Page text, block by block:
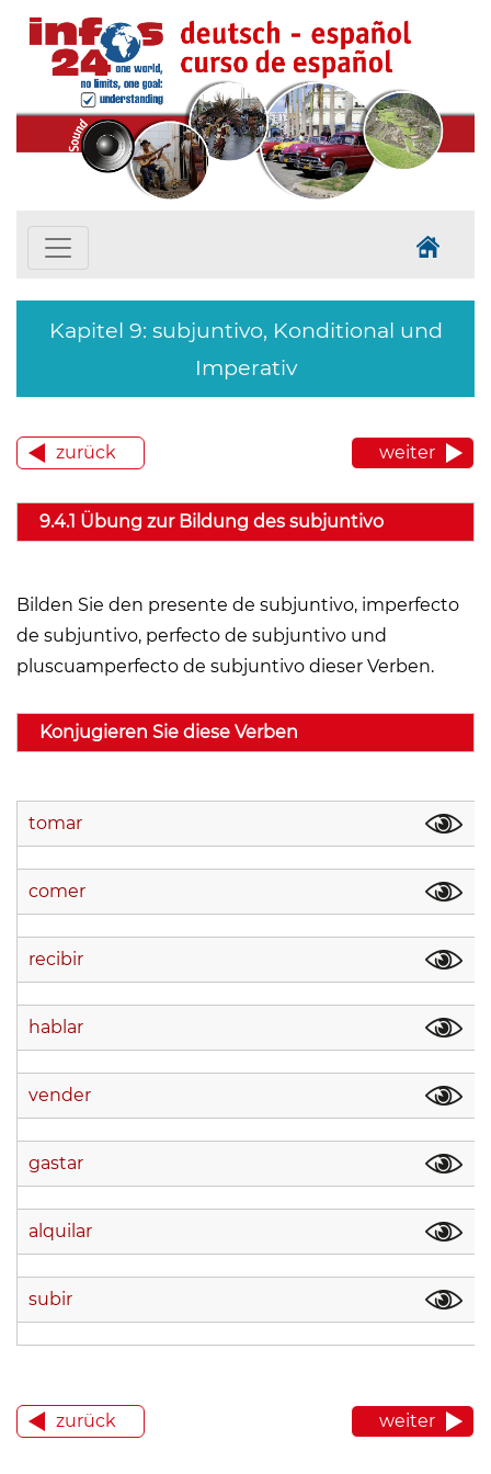
Kapitel 9: subjuntivo, Konditional und
Imperativ
zurück weiter
9.4.1 Übung zur Bildung des subjuntivo
Bilden Sie den presente de subjuntivo, imperfecto
de subjuntivo, perfecto de subjuntivo und
pluscuamperfecto de subjuntivo dieser Verben.
Konjugieren Sie diese Verben
tomar
comer
recibir
hablar
vender
gastar
alquilar
subir
zurück weiter